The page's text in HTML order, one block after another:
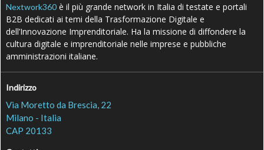
Nextwork360 è il più grande network in Italia di testate e portali
B2B dedicati ai temi della Trasformazione Digitale e
dell’Innovazione Imprenditoriale. Ha la missione di diffondere la
cultura digitale e imprenditoriale nelle imprese e pubbliche
amministrazioni italiane.
Indirizzo
Via Moretto da Brescia, 22
Milano - Italia
CAP 20133